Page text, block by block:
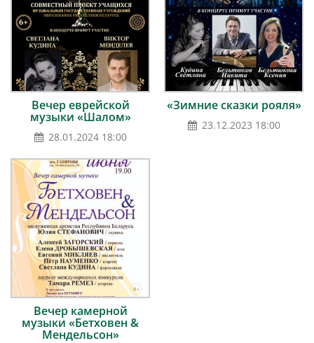
Вечер еврейской
музыки «Шалом»
28.01.2024 18:00
«Зимние сказки рояля»
23.12.2023 18:00
Вечер камерной
музыки «Бетховен &
Мендельсон»